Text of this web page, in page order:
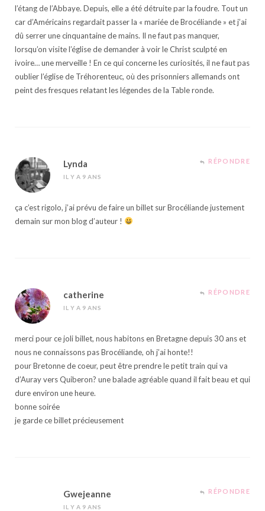
l’étang de l’Abbaye. Depuis, elle a été détruite par la foudre. Tout un
car d’Américains regardait passer la « mariée de Brocéliande » et j’ai
dû serrer une cinquantaine de mains. Il ne faut pas manquer,
lorsqu’on visite l’église de demander à voir le Christ sculpté en
ivoire… une merveille ! En ce qui concerne les curiosités, il ne faut pas
oublier l’église de Tréhorenteuc, où des prisonniers allemands ont
peint des fresques relatant les légendes de la Table ronde.
Lynda
IL Y A 9 ANS
RÉPONDRE
ça c’est rigolo, j’ai prévu de faire un billet sur Brocéliande justement
demain sur mon blog d’auteur !
catherine
IL Y A 9 ANS
RÉPONDRE
merci pour ce joli billet, nous habitons en Bretagne depuis 30 ans et
nous ne connaissons pas Brocéliande, oh j’ai honte!!
pour Bretonne de coeur, peut être prendre le petit train qui va
d’Auray vers Quiberon? une balade agréable quand il fait beau et qui
dure environ une heure.
bonne soirée
je garde ce billet précieusement
Gwejeanne
IL Y A 9 ANS
RÉPONDRE